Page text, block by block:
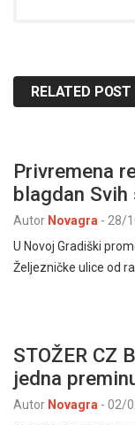
RELATED POST
Privremena
blagdan Svih
Autor Novagra - 28/
U Novoj Gradiški
Željezničke ulice od
STOŽER CZ
jedna
Autor Novagra - 02/